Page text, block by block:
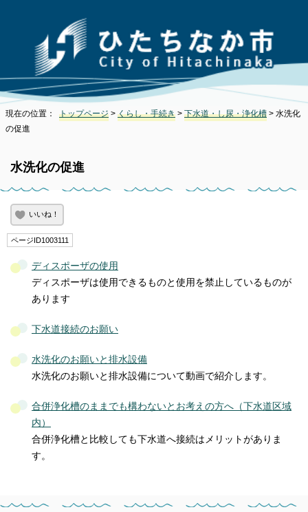
現在の位置： トップページ > くらし・手続き > 下水道・し尿・浄化槽 > 水洗化
の促進
水洗化の促進
いいね！
ページID1003111
ディスポーザの使用
ディスポーザは使用できるものと使用を禁止しているものが
あります
下水道接続のお願い
水洗化のお願いと排水設備
水洗化のお願いと排水設備について動画で紹介します。
合併浄化槽のままでも構わないとお考えの方へ（下水道区域
内）
合併浄化槽と比較しても下水道へ接続はメリットがありま
す。